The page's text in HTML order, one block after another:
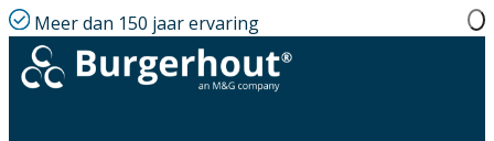
Meer dan 150 jaar ervaring